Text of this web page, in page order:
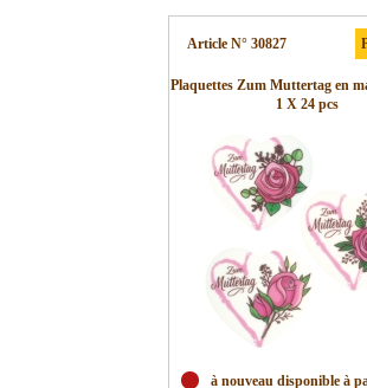
Article N° 30827
Plaquettes Zum Muttertag en
1 X 24 pcs
à nouveau disponible à